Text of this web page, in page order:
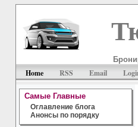
Самые Главные
Оглавление блога
Анонсы по порядку
Home RSS Email